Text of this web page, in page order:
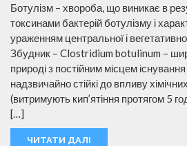
Ботулізм – хвороба, що виникає в
токсинами бактерій ботулізму і
ураженням центральної і
Збудник – Clostridium botulinum –
природі з постійним місцем
надзвичайно стійкі до впливу
(витримують кип’ятіння протягом 5
[…]
ЧИТАТИ ДАЛІ